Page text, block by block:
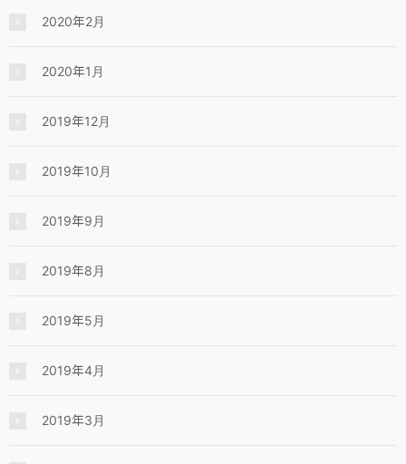
2020年2月
2020年1月
2019年12月
2019年10月
2019年9月
2019年8月
2019年5月
2019年4月
2019年3月